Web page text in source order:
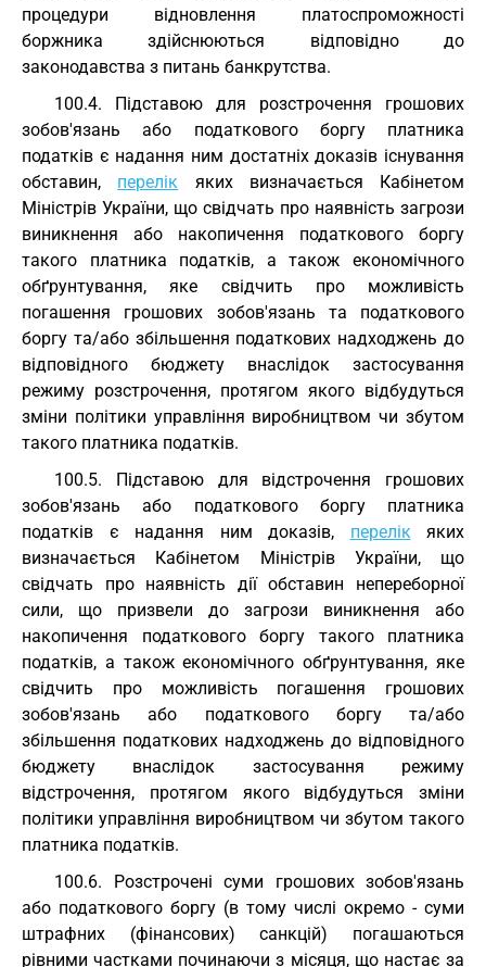
процедури відновлення платоспроможності
боржника здійснюються відповідно до
законодавства з питань банкрутства.
100.4. Підставою для розстрочення грошових
зобов'язань або податкового боргу платника
податків є надання ним достатніх доказів існування
обставин, перелік яких визначається Кабінетом
Міністрів України, що свідчать про наявність загрози
виникнення або накопичення податкового боргу
такого платника податків, а також економічного
обґрунтування, яке свідчить про можливість
погашення грошових зобов'язань та податкового
боргу та/або збільшення податкових надходжень до
відповідного бюджету внаслідок застосування
режиму розстрочення, протягом якого відбудуться
зміни політики управління виробництвом чи збутом
такого платника податків.
100.5. Підставою для відстрочення грошових
зобов'язань або податкового боргу платника
податків є надання ним доказів, перелікяких
визначається Кабінетом Міністрів України, що
свідчать про наявність дії обставин непереборної
сили, що призвели до загрози виникнення або
накопичення податкового боргу такого платника
податків, а також економічного обґрунтування, яке
свідчить про можливість погашення грошових
зобов'язань або податкового боргу та/або
збільшення податкових надходжень до відповідного
бюджету внаслідок застосування режиму
відстрочення, протягом якого відбудуться зміни
політики управління виробництвом чи збутом такого
платника податків.
100.6. Розстрочені суми грошових зобов'язань
або податкового боргу (в тому числі окремо - суми
штрафних (фінансових) санкцій) погашаються
рівними частками починаючи з місяця, що настає за